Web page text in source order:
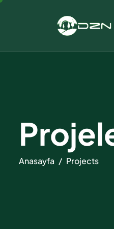
Anasayfa Projects